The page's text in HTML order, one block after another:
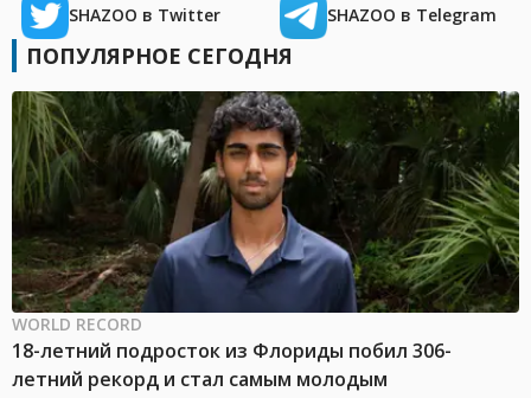
SHAZOO в Twitter SHAZOO в Telegram
ПОПУЛЯРНОЕ СЕГОДНЯ
WORLD RECORD
18-летний подросток из Флориды побил 306-
летний рекорд и стал самым молодым